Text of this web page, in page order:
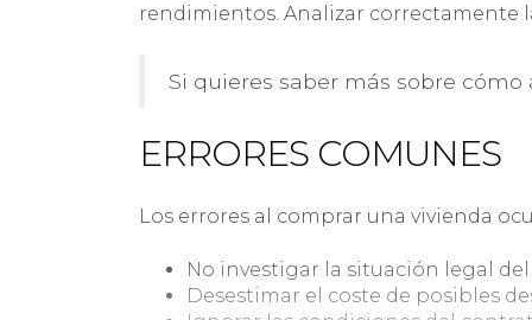
rendimientos. Analizar correctamente
Si quieres saber más sobre
ERRORES COMUNES
Los errores al comprar una vivienda
No investigar la situación legal
Desestimar el coste de posibles